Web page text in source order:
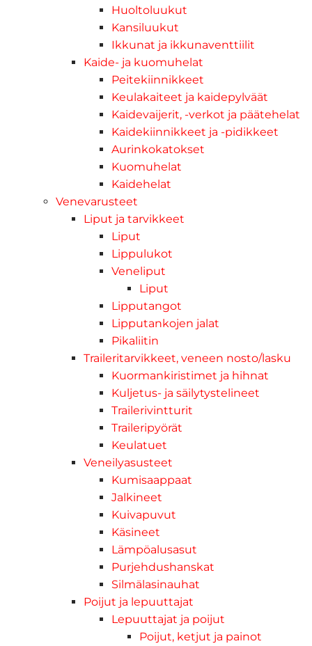
Huoltoluukut
Kansiluukut
Ikkunat ja ikkunaventtiilit
Kaide- ja kuomuhelat
Peitekiinnikkeet
Keulakaiteet ja kaidepylväät
Kaidevaijerit, -verkot ja päätehelat
Kaidekiinnikkeet ja -pidikkeet
Aurinkokatokset
Kuomuhelat
Kaidehelat
Venevarusteet
Liput ja tarvikkeet
Liput
Lippulukot
Veneliput
Liput
Lipputangot
Lipputankojen jalat
Pikaliitin
Traileritarvikkeet, veneen nosto/lasku
Kuormankiristimet ja hihnat
Kuljetus- ja säilytystelineet
Trailerivintturit
Traileripyörät
Keulatuet
Veneilyasusteet
Kumisaappaat
Jalkineet
Kuivapuvut
Käsineet
Lämpöalusasut
Purjehdushanskat
Silmälasinauhat
Poijut ja lepuuttajat
Lepuuttajat ja poijut
Poijut, ketjut ja painot